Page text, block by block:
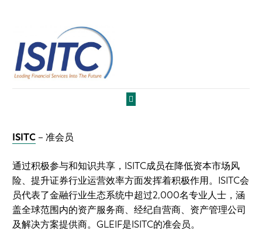
ISITC – 准会员
通过积极参与和知识共享，ISITC成员在降低资本市场风
险、提升证券行业运营效率方面发挥着积极作用。ISITC会
员代表了金融行业生态系统中超过2,000名专业人士，涵
盖全球范围内的资产服务商、经纪自营商、资产管理公司
及解决方案提供商。GLEIF是ISITC的准会员。